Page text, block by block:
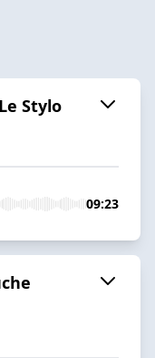
Stylo
09:23